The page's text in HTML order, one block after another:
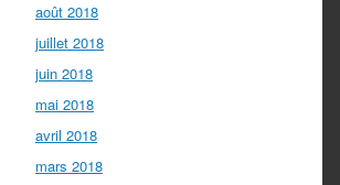
août 2018
juillet 2018
juin 2018
mai 2018
avril 2018
mars 2018